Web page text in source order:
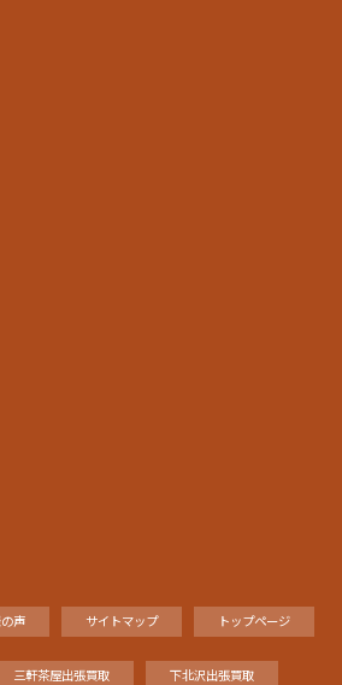
声 サイトマップ トップページ
三軒茶屋出張買取 下北沢出張買取